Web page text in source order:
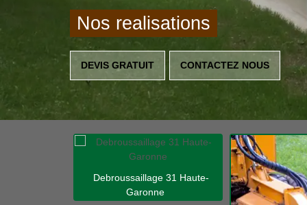
Nos realisations
DEVIS GRATUIT CONTACTEZ NOUS
Debroussaillage 31 Haute-
Garonne